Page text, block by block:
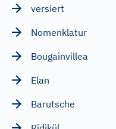
versiert
Nomenklatur
Bougainvillea
Elan
Barutsche